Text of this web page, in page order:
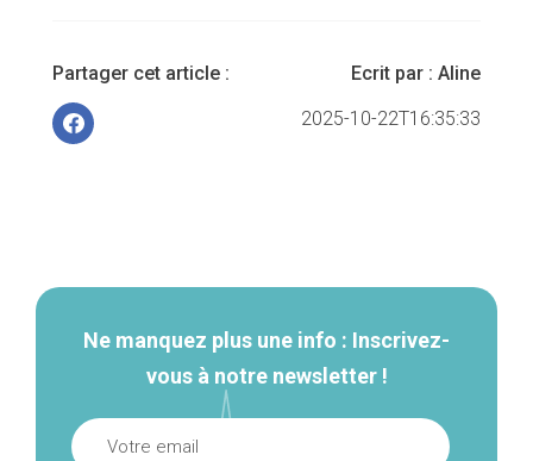
Partager cet article : Ecrit par : Aline
2025-10-22T16:35:33
Ne manquez plus une info : Inscrivez-
vous à notre newsletter !